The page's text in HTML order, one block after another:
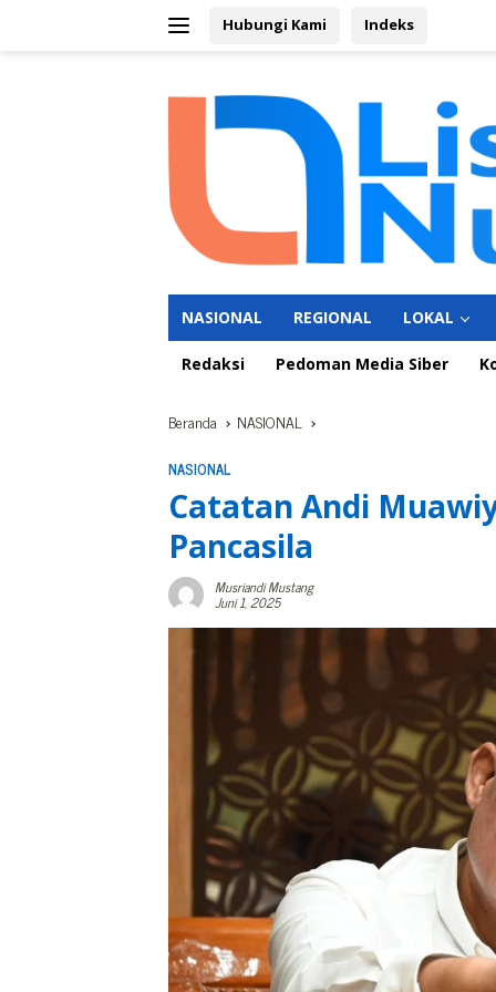
Hubungi Kami Indeks
NASIONAL REGIONAL LOKAL
Redaksi Pedoman Media Siber
Beranda NASIONAL
NASIONAL
Catatan Andi
Pancasila
Musriandi Mustang
Juni 1, 2025